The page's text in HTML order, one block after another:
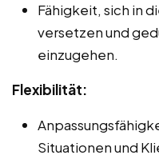
Fähigkeit, sich in
versetzen und
einzugehen.
Flexibilität:
Situationen und